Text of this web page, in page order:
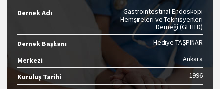
Dernek Adı
Gastrointestinal Endoskopi
Hemşireleri ve Teknisyenleri
Derneği (GEHTD)
Dernek Başkanı
Hediye TAŞPINAR
Merkezi Ankara
Kuruluş Tarihi 1996